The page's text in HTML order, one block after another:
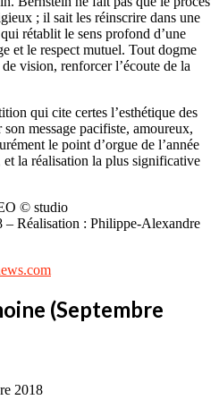
; il sait les réinscrire dans une
rétablit le sens profond d’une
et le respect mutuel. Tout dogme
vision, renforcer l’écoute de la
qui cite certes l’esthétique des
son message pacifiste, amoureux,
le point d’orgue de l’année
la réalisation la plus significative
© studio
Réalisation : Philippe-Alexandre
(Septembre
2018